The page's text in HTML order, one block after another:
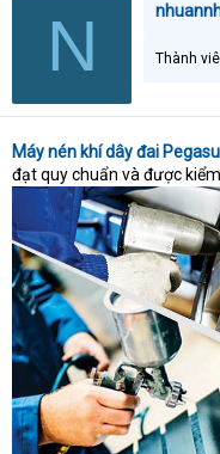
N Thành
Máy nén khí dây đai
đạt quy chuẩn và được